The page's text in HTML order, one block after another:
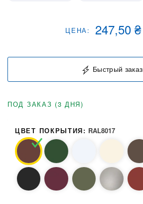
ЦЕНА: 247,50 ₴
Быстрый заказ
ПОД ЗАКАЗ (3 ДНЯ)
ЦВЕТ ПОКРЫТИЯ: RAL8017